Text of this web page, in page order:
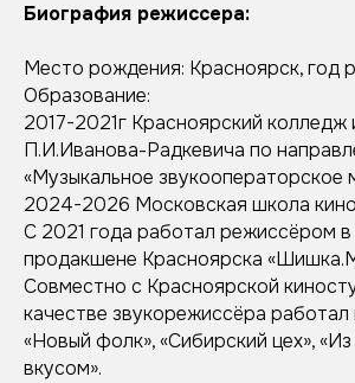
Биография режиссера:
Место рождения: Красноярск, год
Образование:
2017-2021г Красноярский колледж
П.И.Иванова-Радкевича по
«Музыкальное звукооператорское
2024-2026 Московская школа
С 2021 года работал режиссёром
продакшене Красноярска
Совместно с Красноярской
качестве звукорежиссёра
«Новый фолк», «Сибирский цех»,
вкусом».